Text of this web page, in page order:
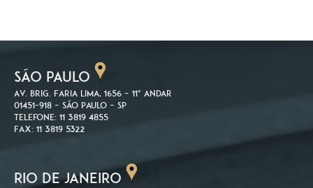
SÃO PAULO
Av. Brig. Faria Lima, 1656 – 11º andar
01451-918 – São Paulo – SP
Telefone: 11 3819 4855
Fax: 11 3819 5322
RIO DE JANEIRO